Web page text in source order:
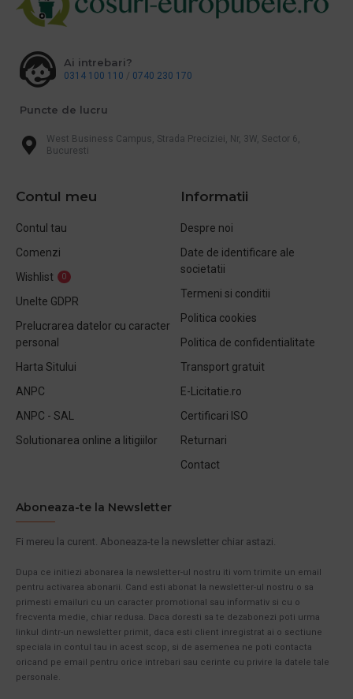
Ai intrebari?
0314 100 110 / 0740 230 170
Puncte de lucru
West Business Campus, Strada Preciziei, Nr, 3W, Sector 6,
Bucuresti
Contul meu
Contul tau
Comenzi
Wishlist
0
Unelte GDPR
Prelucrarea datelor cu caracter
personal
Harta Sitului
ANPC
ANPC - SAL
Solutionarea online a litigiilor
Informatii
Despre noi
Date de identificare ale
societatii
Termeni si conditii
Politica cookies
Politica de confidentialitate
Transport gratuit
E-Licitatie.ro
Certificari ISO
Returnari
Contact
Aboneaza-te la Newsletter
Fi mereu la curent. Aboneaza-te la newsletter chiar astazi.
Dupa ce initiezi abonarea la newsletter-ul nostru iti vom trimite un email
pentru activarea abonarii. Cand esti abonat la newsletter-ul nostru o sa
primesti emailuri cu un caracter promotional sau informativ si cu o
frecventa medie, chiar redusa. Daca doresti sa te dezabonezi poti urma
linkul dintr-un newsletter primit, daca esti client inregistrat ai o sectiune
speciala in contul tau in acest scop, si de asemenea ne poti contacta
oricand pe email pentru orice intrebari sau cerinte cu privire la datele tale
personale.